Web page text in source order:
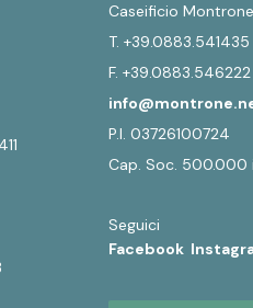
Caseificio
T. +39.0883.541435
F. +39.0883.546222
P.I. 03726100724
Cap. Soc. 500.000
Seguici
Facebook